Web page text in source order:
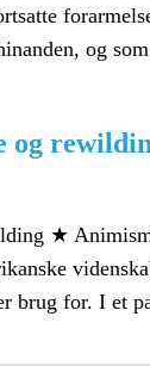
og
og
★
brug for. I et